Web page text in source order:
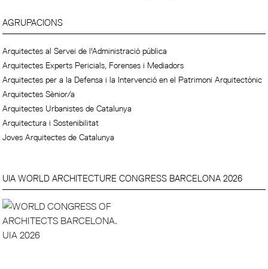
AGRUPACIONS
Arquitectes al Servei de l'Administració pública
Arquitectes Experts Pericials, Forenses i Mediadors
Arquitectes per a la Defensa i la Intervenció en el Patrimoni Arquitectònic
Arquitectes Sènior/a
Arquitectes Urbanistes de Catalunya
Arquitectura i Sostenibilitat
Joves Arquitectes de Catalunya
UIA WORLD ARCHITECTURE CONGRESS BARCELONA 2026